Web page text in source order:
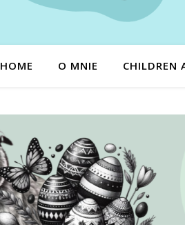
HOME O MNIE CHILDREN